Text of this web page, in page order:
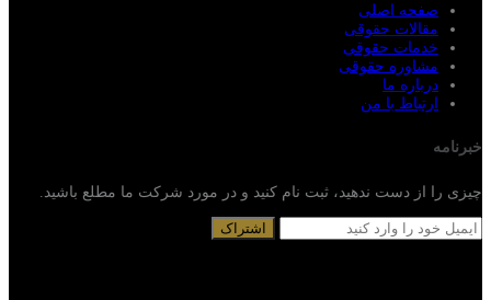
صفحه اصلی
مقالات حقوقی
خدمات حقوقی
مشاوره حقوقی
درباره ما
ارتباط با من
خبرنامه
چیزی را از دست ندهید، ثبت نام کنید و در مورد شرکت ما مطلع باشید.